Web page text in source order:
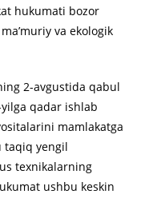
hukumati bozor
va ekologik
2-avgustida qabul
qadar ishlab
mamlakatga
taqiq yengil
texnikalarning
ushbu keskin